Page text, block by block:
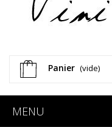
Panier (vide)
MENU